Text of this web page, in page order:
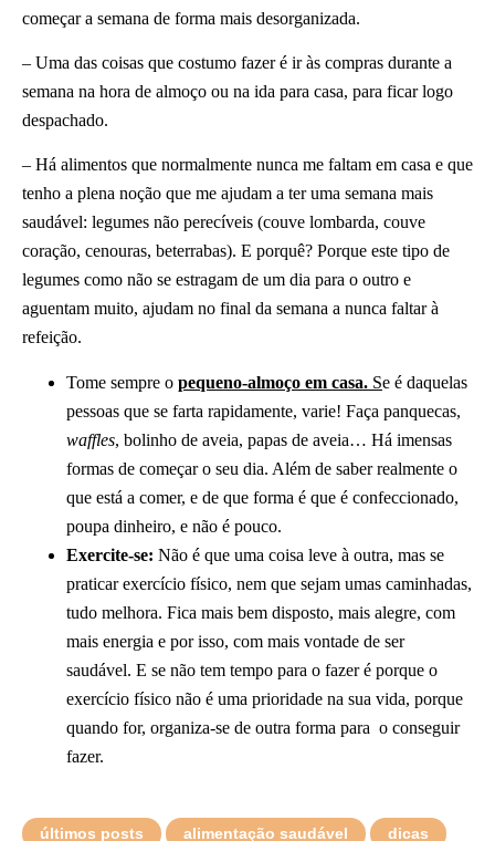
começar a semana de forma mais desorganizada.
– Uma das coisas que costumo fazer é ir às compras durante a
semana na hora de almoço ou na ida para casa, para ficar logo
despachado.
– Há alimentos que normalmente nunca me faltam em casa e que
tenho a plena noção que me ajudam a ter uma semana mais
saudável: legumes não perecíveis (couve lombarda, couve
coração, cenouras, beterrabas). E porquê? Porque este tipo de
legumes como não se estragam de um dia para o outro e
aguentam muito, ajudam no final da semana a nunca faltar à
refeição.
Tome sempre o pequeno-almoço em casa. Se é daquelas
pessoas que se farta rapidamente, varie! Faça panquecas,
waffles, bolinho de aveia, papas de aveia… Há imensas
formas de começar o seu dia. Além de saber realmente o
que está a comer, e de que forma é que é confeccionado,
poupa dinheiro, e não é pouco.
Exercite-se: Não é que uma coisa leve à outra, mas se
praticar exercício físico, nem que sejam umas caminhadas,
tudo melhora. Fica mais bem disposto, mais alegre, com
mais energia e por isso, com mais vontade de ser
saudável. E se não tem tempo para o fazer é porque o
exercício físico não é uma prioridade na sua vida, porque
quando for, organiza-se de outra forma para o conseguir
fazer.
últimos posts alimentação saudável dicas